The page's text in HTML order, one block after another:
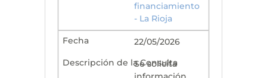
financiamiento
- La Rioja
22/05/2026
Se solicita